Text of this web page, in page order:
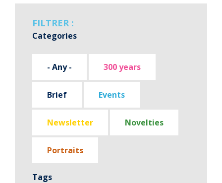
FILTRER :
Categories
- Any - 300 years
Brief Events
Newsletter Novelties
Portraits
Tags